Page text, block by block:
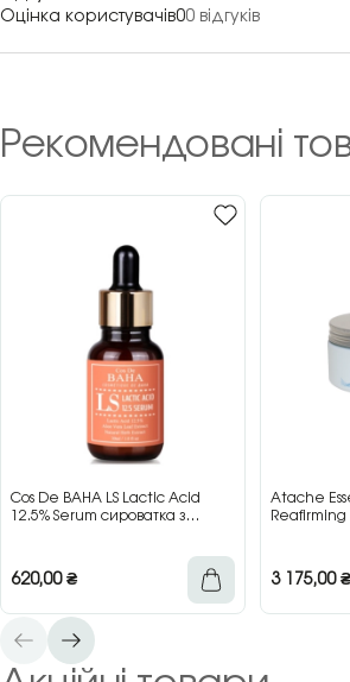
Оцінка користувачів00 відгуків
Рекомендовані
Cos De BAHA LS Lactic Acid
12.5% Serum сироватка з
620,00₴
Atache
Reafirming
3 175,00₴